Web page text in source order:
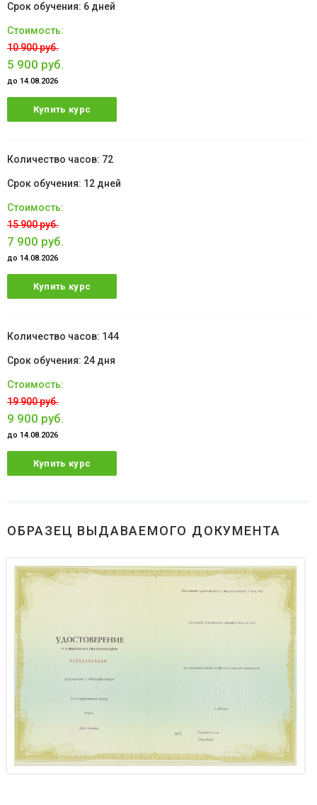
6 дней
10 900 руб.
5 900 руб.
до 14.08.2026
Купить курс
72
12 дней
15 900 руб.
7 900 руб.
до 14.08.2026
Купить курс
144
24 дня
19 900 руб.
9 900 руб.
до 14.08.2026
Купить курс
ОБРАЗЕЦ ВЫДАВАЕМОГО ДОКУМЕНТА